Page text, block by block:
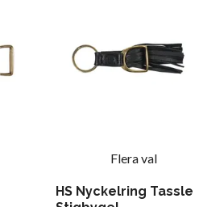
Flera val
HS Nyckelring Tassle